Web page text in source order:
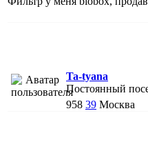
Ta-tyana
Постоянный
958 39 Москва